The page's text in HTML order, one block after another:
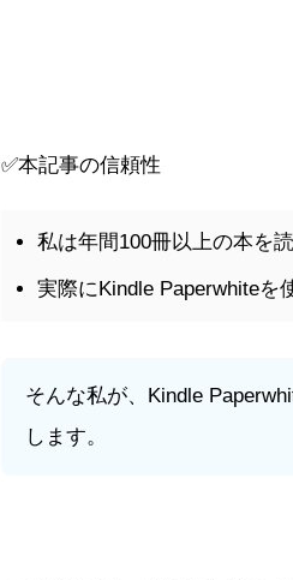
✅本記事の信頼性
私は年間100冊以上の本を
実際にKindle Paperwhiteを
そんな私が、Kindle
します。